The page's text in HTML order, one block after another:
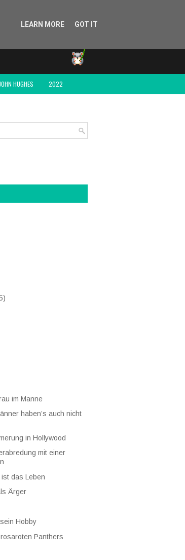
JOHN HUGHES 2022
im Manne
haben’s auch nicht
in Hollywood
mit einer
das Leben
Ärger
Hobby
Panthers
LEARN MORE GOT IT